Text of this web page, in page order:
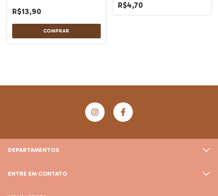
R$13,90
R$4,70
DEPARTAMENTOS
ENTRE EM CONTATO